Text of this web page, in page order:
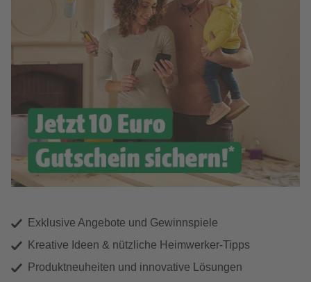
Exklusive Angebote und Gewinnspiele
Kreative Ideen & nützliche Heimwerker-Tipps
Produktneuheiten und innovative Lösungen